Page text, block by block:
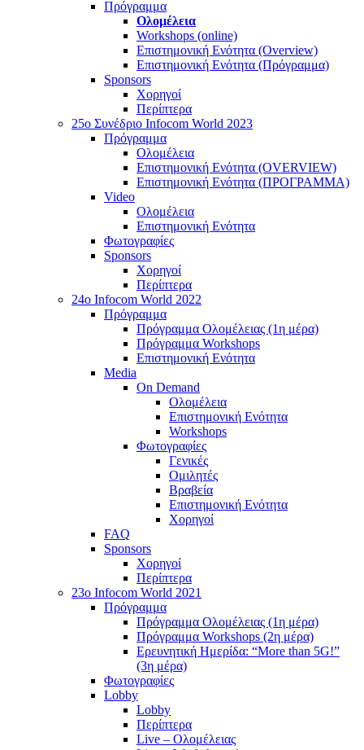
Πρόγραμμα
Ολομέλεια
Workshops (online)
Επιστημονική Ενότητα (Overview)
Επιστημονική Ενότητα (Πρόγραμμα)
Sponsors
Χορηγοί
Περίπτερα
25o Συνέδριο Infocom World 2023
Πρόγραμμα
Ολομέλεια
Επιστημονική Ενότητα (OVERVIEW)
Επιστημονική Ενότητα (ΠΡΟΓΡΑΜΜΑ)
Video
Ολομέλεια
Επιστημονική Ενότητα
Φωτογραφίες
Sponsors
Χορηγοί
Περίπτερα
24o Infocom World 2022
Πρόγραμμα
Πρόγραμμα Ολομέλειας (1η μέρα)
Πρόγραμμα Workshops
Επιστημονική Ενότητα
Media
On Demand
Ολομέλεια
Επιστημονική Ενότητα
Workshops
Φωτογραφίες
Γενικές
Ομιλητές
Βραβεία
Επιστημονική Ενότητα
Χορηγοί
FAQ
Sponsors
Χορηγοί
Περίπτερα
23o Infocom World 2021
Πρόγραμμα
Πρόγραμμα Ολομέλειας (1η μέρα)
Πρόγραμμα Workshops (2η μέρα)
Ερευνητική Ημερίδα: “More than 5G!”
(3η μέρα)
Φωτογραφίες
Lobby
Lobby
Περίπτερα
Live – Ολομέλειας